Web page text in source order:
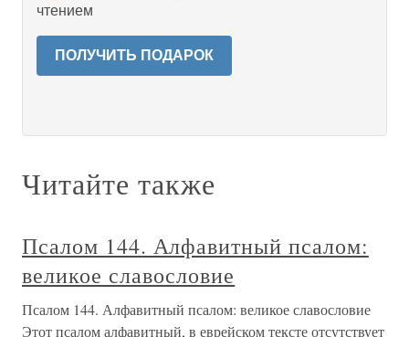
чтением
ПОЛУЧИТЬ ПОДАРОК
Читайте также
Псалом 144. Алфавитный псалом:
великое славословие
Псалом 144. Алфавитный псалом: великое славословие
Этот псалом алфавитный, в еврейском тексте отсутствует